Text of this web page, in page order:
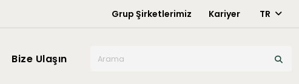
Grup Şirketlerimiz Kariyer TR
Bize Ulaşın